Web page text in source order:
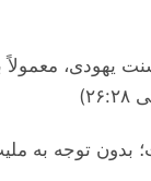
یهودی،
بدون توجه به